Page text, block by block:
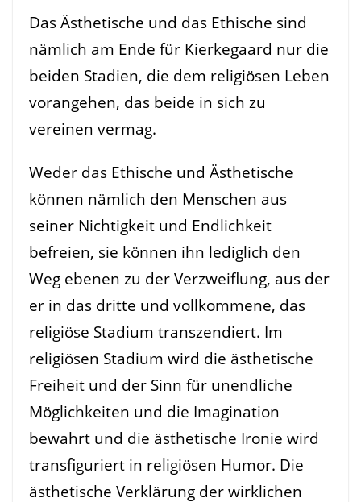
Das Ästhetische und das Ethische sind
nämlich am Ende für Kierkegaard nur die
beiden Stadien, die dem religiösen Leben
vorangehen, das beide in sich zu
vereinen vermag.
Weder das Ethische und Ästhetische
können nämlich den Menschen aus
seiner Nichtigkeit und Endlichkeit
befreien, sie können ihn lediglich den
Weg ebenen zu der Verzweiflung, aus der
er in das dritte und vollkommene, das
religiöse Stadium transzendiert. Im
religiösen Stadium wird die ästhetische
Freiheit und der Sinn für unendliche
Möglichkeiten und die Imagination
bewahrt und die ästhetische Ironie wird
transfiguriert in religiösen Humor. Die
ästhetische Verklärung der wirklichen